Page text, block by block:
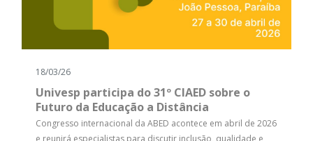
18/03/26
Univesp participa do 31º CIAED sobre o
Futuro da Educação a Distância
Congresso internacional da ABED acontece em abril de 2026
e reunirá especialistas para discutir inclusão, qualidade e